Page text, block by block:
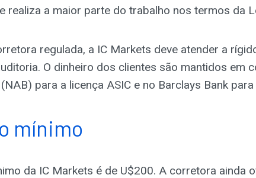
realiza a maior parte do trabalho nos termos da
regulada, a IC Markets deve atender a
O dinheiro dos clientes são mantidos
para a licença ASIC e no Barclays Bank para
mínimo
da IC Markets é de U$200. A corretora